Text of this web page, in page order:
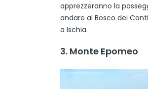
apprezzeranno la
andare al Bosco dei
a Ischia.
3. Monte Epomeo